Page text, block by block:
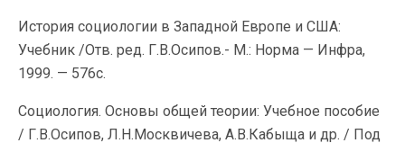
История социологии в Западной Европе и США:
Учебник /Отв. ред. Г.В.Осипов.- М.: Норма — Инфра,
1999. — 576с.
Социология. Основы общей теории: Учебное пособие
/ Г.В.Осипов, Л.Н.Москвичева, А.В.Кабыща и др. / Под